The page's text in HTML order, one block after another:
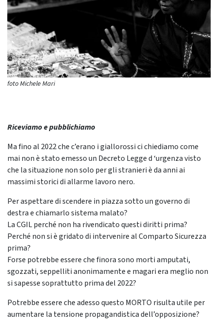
foto Michele Mari
Riceviamo e pubblichiamo
Ma fino al 2022 che c’erano i giallorossi ci chiediamo come
mai non è stato emesso un Decreto Legge d ‘urgenza visto
che la situazione non solo per gli stranieri è da anni ai
massimi storici di allarme lavoro nero.
Per aspettare di scendere in piazza sotto un governo di
destra e chiamarlo sistema malato?
La CGIL perché non ha rivendicato questi diritti prima?
Perché non si è gridato di intervenire al Comparto Sicurezza
prima?
Forse potrebbe essere che finora sono morti amputati,
sgozzati, seppelliti anonimamente e magari era meglio non
si sapesse soprattutto prima del 2022?
Potrebbe essere che adesso questo MORTO risulta utile per
aumentare la tensione propagandistica dell’opposizione?